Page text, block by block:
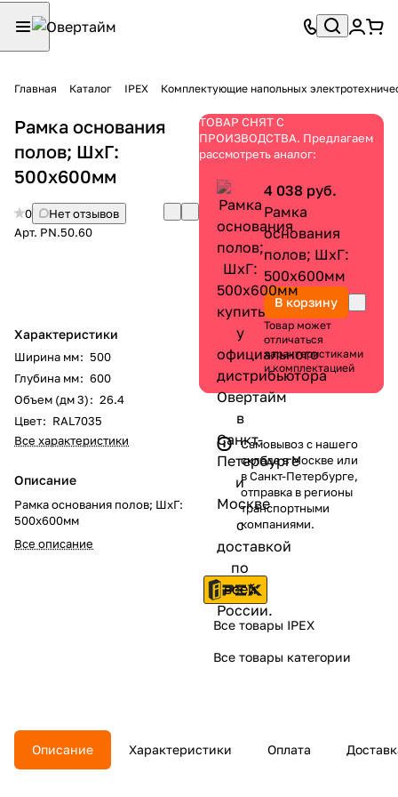
Главная Каталог IPEX Комплектующие напольных
Рамка основания
полов; ШхГ:
500х600мм
0
Нет отзывов
Арт. PN.50.60
Характеристики
Ширина мм: 500
Глубина мм: 600
Объем (дм 3): 26.4
Цвет: RAL7035
Все характеристики
Описание
Рамка основания полов; ШхГ:
500х600мм
Все описание
ТОВАР СНЯТ С
ПРОИЗВОДСТВА. Предлагаем
рассмотреть аналог:
4 038 руб.
Рамка
основания
полов; ШхГ:
500х600мм
В корзину
Товар может
отличаться
характеристиками
и комплектацией
Самовывоз с нашего
склада в Москве или
в Санкт-Петербурге,
отправка в регионы
транспортными
компаниями.
Все товары IPEX
Все товары категории
Описание Характеристики Оплата